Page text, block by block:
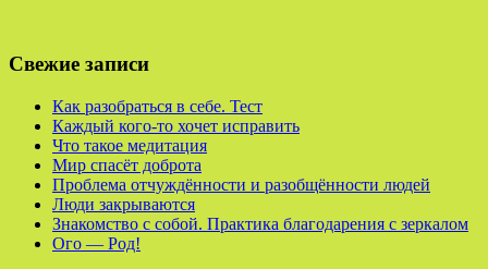
Свежие записи
Как разобраться в себе. Тест
Каждый кого-то хочет исправить
Что такое медитация
Мир спасёт доброта
Проблема отчуждённости и разобщённости людей
Люди закрываются
Знакомство с собой. Практика благодарения с зеркалом
Ого — Род!